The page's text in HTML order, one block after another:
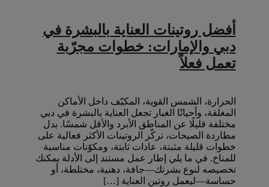
أفضل روتينات العناية بالبشرة في
دبي والإمارات: خطوات مجرّبة
تعمل فعلاً
الحرارة، الشمس القوية، المكيّف داخل الأماكن
المغلقة، وأحيانًا الغبار تجعل العناية بالبشرة في دبي
مختلفة قليلًا عن المناطق الأبرد والأقل شمسًا. بدل
مطاردة الصيحات، تركّز الروتينات الأكثر فعالية على
خطوات قليلة مثبتة، عادات ثابتة، ومكوّنات مناسبة
للمناخ. في ما يلي إطار عمل مستند إلى الأدلة يمكنك
تخصيصه لنوع بشرتك—جافة، دهنية، مختلطة، أو
حساسة—ليعمل روتين العناية […]